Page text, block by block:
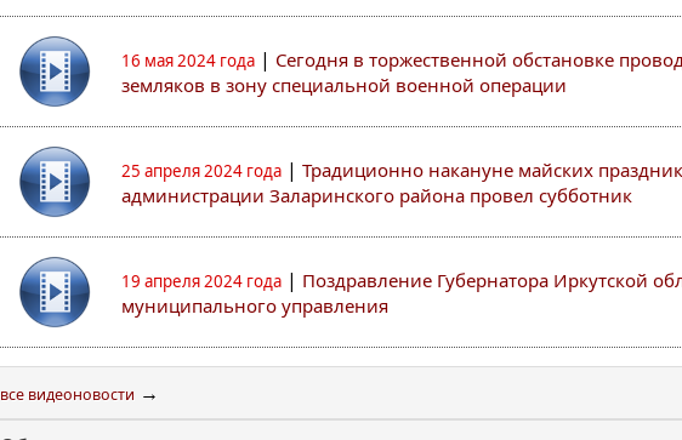
16 мая 2024 года | Сегодня в торжественной обстановке
земляков в зону специальной военной операции
25 апреля 2024 года | Традиционно накануне майских
администрации Заларинского района провел субботник
19 апреля 2024 года | Поздравление Губернатора Иркутской
муниципального управления
все видеоновости →